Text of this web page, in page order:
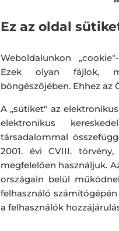
Ez az oldal
Weboldalunkon
Ezek olyan fájlok,
böngészőjében. Ehhez az
A „sütiket" az
elektronikus
társadalommal
2001. évi CVIII.
megfelelően használjuk.
országain belül
felhasználó
a felhasználók